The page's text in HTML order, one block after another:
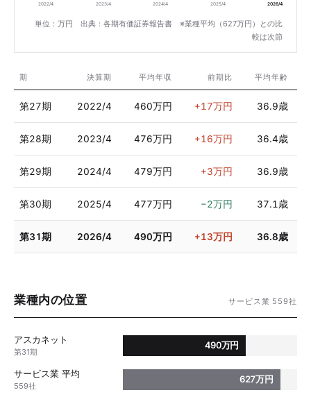
2022/4 2023/4 2024/4 2025/4 2026/4
単位：万円 出典：各期有価証券報告書 ※業種平均（627万円）との比
較は次節
期 決算期 平均年収 前期比 平均年齢
第27期 2022/4 460万円 +17万円 36.9歳
第28期 2023/4 476万円 +16万円 36.4歳
第29期 2024/4 479万円 +3万円 36.9歳
第30期 2025/4 477万円 −2万円 37.1歳
第31期 2026/4 490万円 +13万円 36.8歳
業種内の位置 サービス業 559社
アスカネット
第31期
490万円
サービス業 平均
559社
627万円